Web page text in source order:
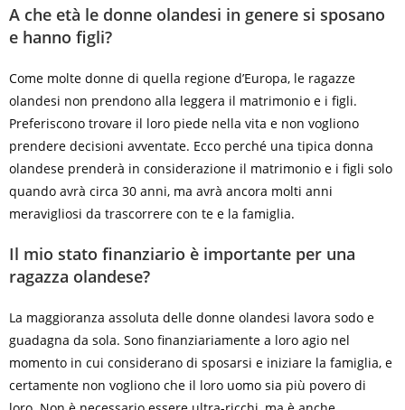
A che età le donne olandesi in genere si sposano
e hanno figli?
Come molte donne di quella regione d’Europa, le ragazze
olandesi non prendono alla leggera il matrimonio e i figli.
Preferiscono trovare il loro piede nella vita e non vogliono
prendere decisioni avventate. Ecco perché una tipica donna
olandese prenderà in considerazione il matrimonio e i figli solo
quando avrà circa 30 anni, ma avrà ancora molti anni
meravigliosi da trascorrere con te e la famiglia.
Il mio stato finanziario è importante per una
ragazza olandese?
La maggioranza assoluta delle donne olandesi lavora sodo e
guadagna da sola. Sono finanziariamente a loro agio nel
momento in cui considerano di sposarsi e iniziare la famiglia, e
certamente non vogliono che il loro uomo sia più povero di